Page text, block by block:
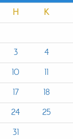
H K
3
4
10
11
17
18
24
25
31